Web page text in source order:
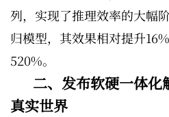
列，实现了推理效率的大幅
归模型，其效果相对提升
520%。
二、发布软硬一体
真实世界